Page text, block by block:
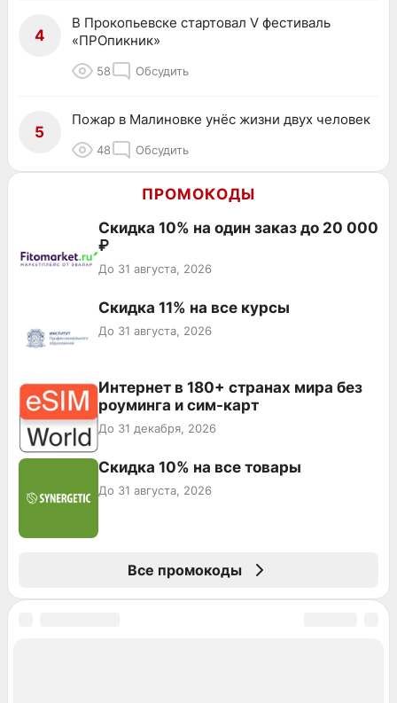
4
В Прокопьевске стартовал V фестиваль
«ПРОпикник»
58 Обсудить
5
Пожар в Малиновке унёс жизни двух человек
48 Обсудить
ПРОМОКОДЫ
Скидка 10% на один заказ до 20 000
₽
До 31 августа, 2026
Скидка 11% на все курсы
До 31 августа, 2026
Интернет в 180+ странах мира без
роуминга и сим-карт
До 31 декабря, 2026
Скидка 10% на все товары
До 31 августа, 2026
Все промокоды